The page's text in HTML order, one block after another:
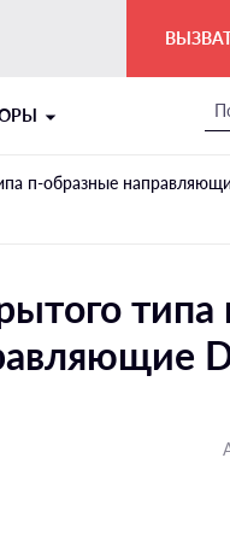
ШТОРЫ В
п-образные
типа